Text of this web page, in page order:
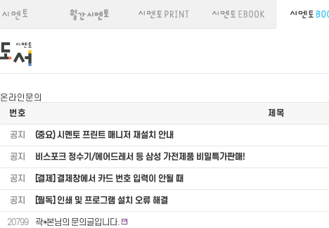
온라인문의
번호
제목
공지 (중요) 시멘토 프린트 매니저 재설치 안내
공지 비스포크 정수기/에어드레서 등 삼성 가전제품 비밀특가판매!
공지 [결제] 결제창에서 카드 번호 입력이 안될 때
공지 [필독] 인쇄 및 프로그램 설치 오류 해결
20799 곽*본님의 문의글입니다.